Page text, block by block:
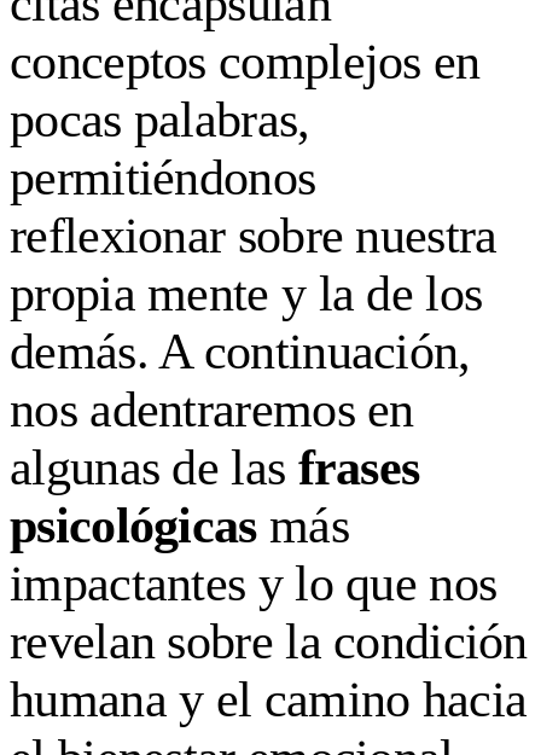
conceptos complejos en
pocas palabras,
permitiéndonos
reflexionar sobre nuestra
propia mente y la de los
demás. A continuación,
nos adentraremos en
algunas de las frases
psicológicasmás
impactantes y lo que nos
revelan sobre la condición
humana y el camino hacia